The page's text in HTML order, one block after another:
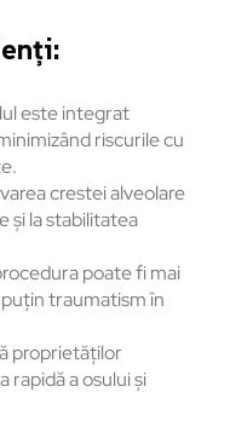
este integrat
riscurile cu
crestei alveolare
și la stabilitatea
poate fi mai
traumatism în
proprietăților
rapidă a osului și